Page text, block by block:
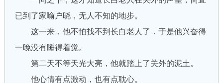
已到了家喻户晓，无人不知的地步。
这一来，他不怕找不到长白老人了．于是他兴奋得
一晚没有睡得着觉。
第二天不等天光大亮，他就踏上了关外的泥土。
他心情有点激动，也有点耽心。